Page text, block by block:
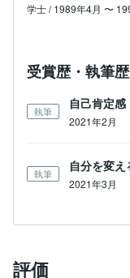
学士 / 1989年4月 〜
受賞歴・執筆
執筆
自己肯定
2021年2月
執筆
自分を変
2021年3月
評価